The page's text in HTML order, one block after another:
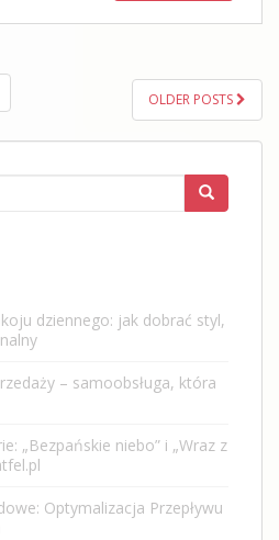
OLDER POSTS
dziennego: jak dobrać styl,
– samoobsługa, która
„Bezpańskie niebo” i „Wraz z
Optymalizacja Przepływu